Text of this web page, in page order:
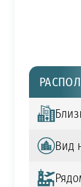
Вид